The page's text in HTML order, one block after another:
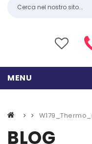
MENU
PRODOTTI
CATEGORIE
BLOG